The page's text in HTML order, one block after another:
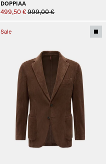
DOPPIAA
499,50 € 999,00 €
Sale